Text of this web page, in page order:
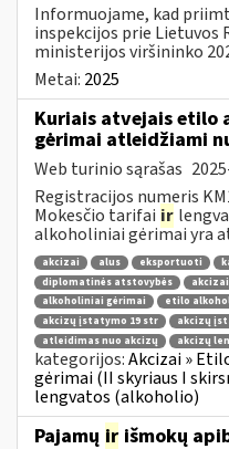
Informuojame, kad
inspekcijos prie Lietuvos
ministerijos viršininko
Metai: 2025
Kuriais atvejais etilo
gėrimai atleidžiami
Web turinio sąrašas
Registracijos numeris
Mokesčio tarifai ir
alkoholiniai gėrimai yra
akcizai alus eksportuoti
diplomatinės atstovybės
alkoholiniai gėrimai
etilo
akcizų įstatymo 19 str
akcizų
atleidimas nuo akcizų
akcizų
kategorijos:Akcizai »
gėrimai (II skyriaus I
lengvatos (alkoholio)
Pajamų ir išmokų